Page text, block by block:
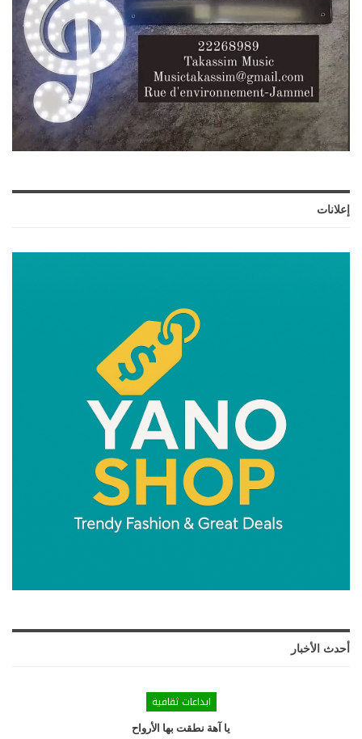
إعلانات
أحدث الأخبار
ابداعات ثقافية
يا آهة نطقت بها الأرواح